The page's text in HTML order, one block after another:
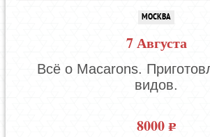
МОСКВА
7 Августа
Всё о Macarons.
видов.
8000